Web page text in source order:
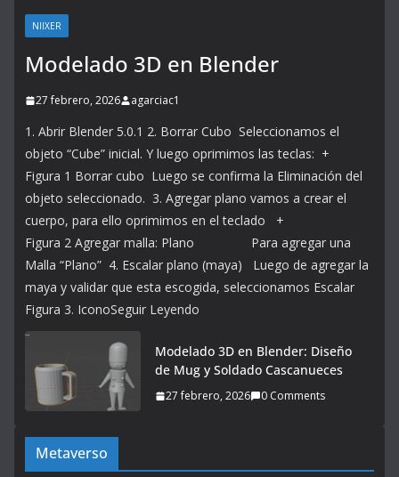
NIIXER
Modelado 3D en Blender
27 febrero, 2026 agarciac1
1. Abrir Blender 5.0.1 2. Borrar Cubo Seleccionamos el
objeto “Cube” inicial. Y luego oprimimos las teclas: +
Figura 1 Borrar cubo Luego se confirma la Eliminación del
objeto seleccionado. 3. Agregar plano vamos a crear el
cuerpo, para ello oprimimos en el teclado +
Figura 2 Agregar malla: Plano Para agregar una
Malla “Plano” 4. Escalar plano (maya) Luego de agregar la
maya y validar que esta escogida, seleccionamos Escalar
Figura 3. IconoSeguir Leyendo
Modelado 3D en Blender: Diseño
de Mug y Soldado Cascanueces
27 febrero, 2026 0 Comments
Metaverso